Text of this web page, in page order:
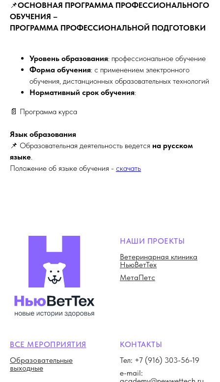
📌ОСНОВНАЯ ПРОГРАММА ПРОФЕССИОНАЛЬНОГО
ОБУЧЕНИЯ –
ПРОГРАММА ПРОФЕССИОНАЛЬНОЙ ПОДГОТОВКИ
Уровень образования: профессиональное обучение
Форма обучения: с применением электронного
обучения, дистанционных образовательных технологий
Нормативный срок обучения:
📄 Программа курса
Язык образования
📌 Образовательная деятельность ведется на русском
языке.
Положение об языке обучения - скачать
НАШИ ПРОЕКТЫ
Ветеринарная клиника
НьюВетТех
МетаПетс
ВСЕ МЕРОПРИЯТИЯ
Образовательные
выходные
КОНТАКТЫ
Тел: +7 (916) 303-56-19
e-mail: